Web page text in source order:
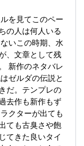
を見てこのペー
の人は何人いる
いこの時期、水
、文章として残
新作のネタバレ
ゼルダの伝説と
だ。テンプレの
去作も新作もず
クターが出ても
ても古臭さや飽
てきた良いタイ